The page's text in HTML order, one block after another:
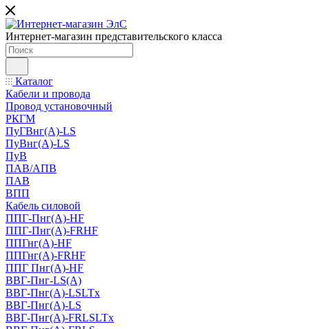
Интернет-магазин представительского класса
Каталог
Кабели и провода
Провод установочный
РКГМ
ПуГВнг(А)-LS
ПуВнг(А)-LS
ПуВ
ПАВ/АПВ
ПАВ
ВПП
Кабель силовой
ППГ-Пнг(А)-HF
ППГ-Пнг(А)-FRHF
ППГнг(А)-HF
ППГнг(А)-FRHF
ППГ Пнг(А)-HF
ВВГ-Пнг-LS(А)
ВВГ-Пнг(А)-LSLTx
ВВГ-Пнг(А)-LS
ВВГ-Пнг(А)-FRLSLTx